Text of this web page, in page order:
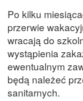
Po kilku
przerwie
wracają do
wystąpienia
ewentualnym
będą należeć
sanitarnych.